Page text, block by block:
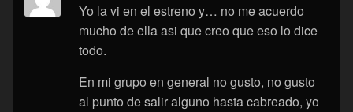
Yo la vi en el estreno y… no me acuerdo
mucho de ella asi que creo que eso lo dice
todo.
En mi grupo en general no gusto, no gusto
al punto de salir alguno hasta cabreado, yo